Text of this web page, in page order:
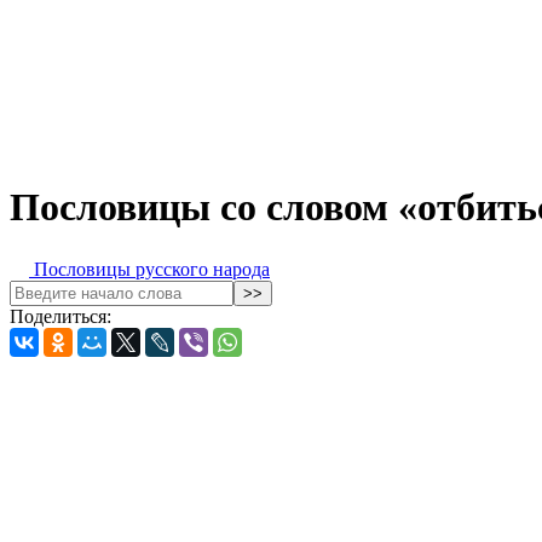
Пословицы со словом
Пословицы русского народа
Поделиться: